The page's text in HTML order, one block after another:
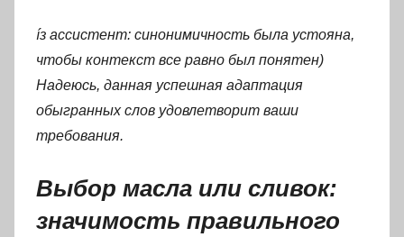
íз ассистент: синонимичность была устояна,
чтобы контекст все равно был понятен)
Надеюсь, данная успешная адаптация
обыгранных слов удовлетворит ваши
требования.
Выбор масла или сливок:
значимость правильного